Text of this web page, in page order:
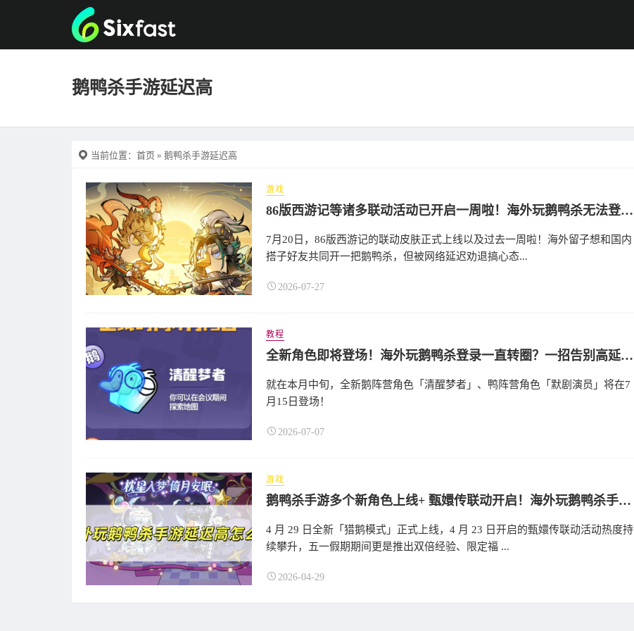
鹅鸭杀手游延迟高
当前位置： 首页 » 鹅鸭杀手游延迟高
游戏
86版西游记等诸多联动活动已开启一周啦！海外玩鹅鸭杀无法登录？使用Sixfast六毫秒回国加速器一招告别高延迟，畅享丝滑游戏体验！
7月20日，86版西游记的联动皮肤正式上线以及过去一周啦！海外留子想和国内
搭子好友共同开一把鹅鸭杀，但被网络延迟劝退搞心态...
2026-07-27
教程
全新角色即将登场！海外玩鹅鸭杀登录一直转圈？一招告别高延迟，丝滑开黑！
就在本月中旬，全新鹅阵营角色「清醒梦者」、鸭阵营角色「默剧演员」将在7
月15日登场！
2026-07-07
游戏
鹅鸭杀手游多个新角色上线+ 甄嬛传联动开启！海外玩鹅鸭杀手游延迟高解决方法！
4 月 29 日全新「猎鹅模式」正式上线，4 月 23 日开启的甄嬛传联动活动热度持
续攀升，五一假期期间更是推出双倍经验、限定福 ...
2026-04-29